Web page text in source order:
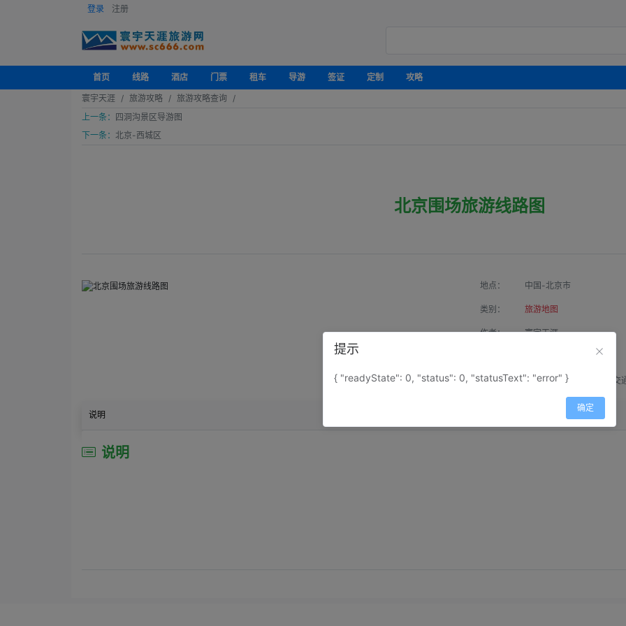
登录 注册
首页 线路 酒店 门票 租车 导游 签证 定制
攻略
寰宇天涯
旅游攻略
旅游攻略查询
上一条：
四洞沟景区导游图
下一条： 北京-西城区
北京围场旅游线路图
地点： 中国-北京市
类别： 旅游地图
作者： 寰宇天涯
属性： 地图属性： 地图类型-交
说明
说明
提示
{ "readyState": 0, "status": 0, "statusText": "error" }
确定